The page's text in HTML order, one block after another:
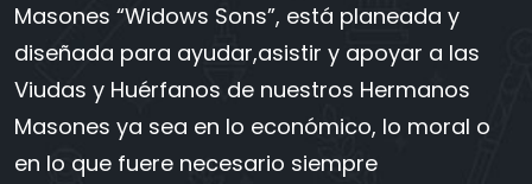
Masones “Widows Sons”, está planeada y
diseñada para ayudar,asistir y apoyar a las
Viudas y Huérfanos de nuestros Hermanos
Masones ya sea en lo económico, lo moral o
en lo que fuere necesario siempre